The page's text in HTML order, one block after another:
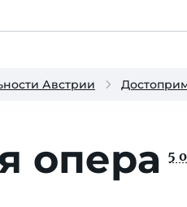
Австрии
опера 5